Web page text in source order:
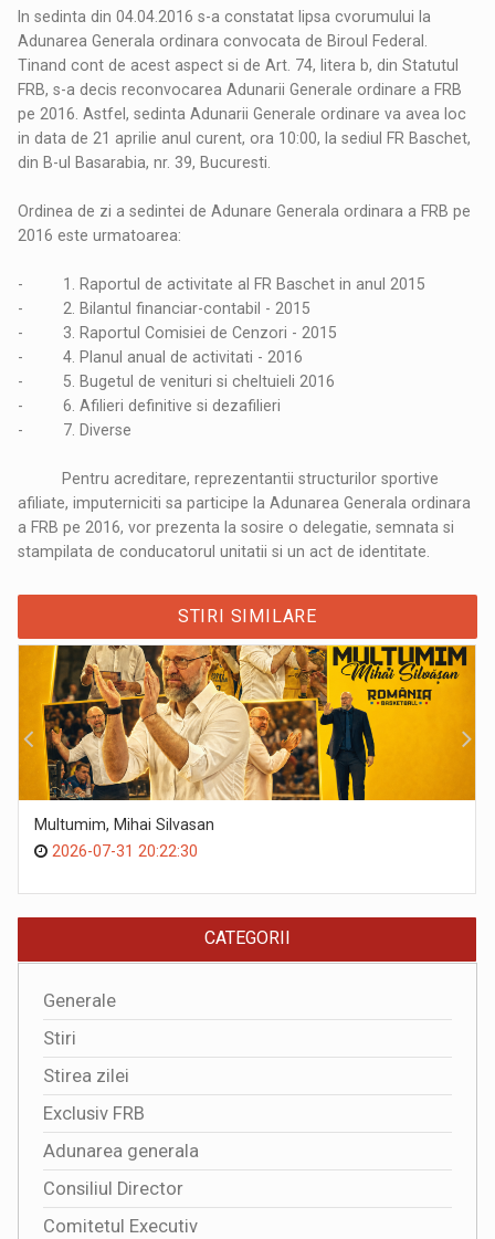
In sedinta din 04.04.2016 s-a constatat lipsa cvorumului la
Adunarea Generala ordinara convocata de Biroul Federal.
Tinand cont de acest aspect si de Art. 74, litera b, din Statutul
FRB, s-a decis reconvocarea Adunarii Generale ordinare a FRB
pe 2016. Astfel, sedinta Adunarii Generale ordinare va avea loc
in data de 21 aprilie anul curent, ora 10:00, la sediul FR Baschet,
din B-ul Basarabia, nr. 39, Bucuresti.
Ordinea de zi a sedintei de Adunare Generala ordinara a FRB pe
2016 este urmatoarea:
- 1. Raportul de activitate al FR Baschet in anul 2015
- 2. Bilantul financiar-contabil - 2015
- 3. Raportul Comisiei de Cenzori - 2015
- 4. Planul anual de activitati - 2016
- 5. Bugetul de venituri si cheltuieli 2016
- 6. Afilieri definitive si dezafilieri
- 7. Diverse
Pentru acreditare, reprezentantii structurilor sportive
afiliate, imputerniciti sa participe la Adunarea Generala ordinara
a FRB pe 2016, vor prezenta la sosire o delegatie, semnata si
stampilata de conducatorul unitatii si un act de identitate.
STIRI SIMILARE
Multumim, Mihai Silvasan
2026-07-31 20:22:30
CATEGORII
Generale
Stiri
Stirea zilei
Exclusiv FRB
Adunarea generala
Consiliul Director
Comitetul Executiv